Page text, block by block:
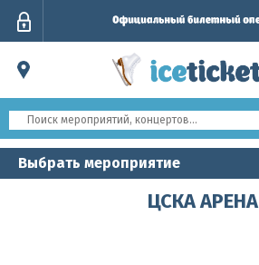
Выбрать мероприятие
ЦСКА АРЕНА